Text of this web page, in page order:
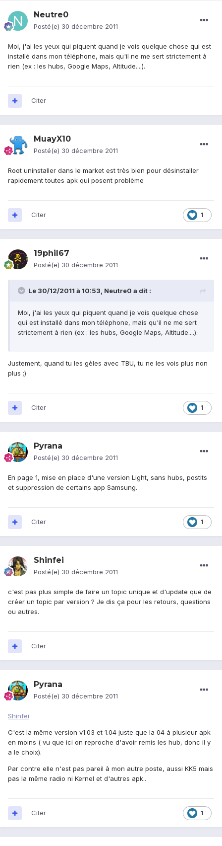
Neutre0
Posté(e) 30 décembre 2011
Moi, j'ai les yeux qui piquent quand je vois quelque chose qui est
installé dans mon téléphone, mais qu'il ne me sert strictement à
rien (ex : les hubs, Google Maps, Altitude....).
Citer
MuayX10
Posté(e) 30 décembre 2011
Root uninstaller dans le market est très bien pour désinstaller
rapidement toutes apk qui posent problème
1
Citer
19phil67
Posté(e) 30 décembre 2011
Le 30/12/2011 à 10:53, Neutre0 a dit :
Moi, j'ai les yeux qui piquent quand je vois quelque chose
qui est installé dans mon téléphone, mais qu'il ne me sert
strictement à rien (ex : les hubs, Google Maps, Altitude....).
Justement, quand tu les gèles avec TBU, tu ne les vois plus non
plus ;)
1
Citer
Pyrana
Posté(e) 30 décembre 2011
En page 1, mise en place d'une version Light, sans hubs, postits
et suppression de certains app Samsung.
1
Citer
Shinfei
Posté(e) 30 décembre 2011
c'est pas plus simple de faire un topic unique et d'update que de
créer un topic par version ? Je dis ça pour les retours, questions
ou autres.
Citer
Pyrana
Posté(e) 30 décembre 2011
Shinfei
C'est la même version v1.03 et 1.04 juste que la 04 à plusieur apk
en moins ( vu que ici on reproche d'avoir remis les hub, donc il y
a le choix).
Par contre elle n'est pas pareil à mon autre poste, aussi KK5 mais
pas la même radio ni Kernel et d'autres apk..
1
Citer